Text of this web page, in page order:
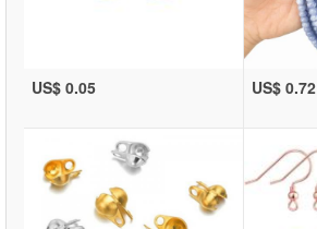
US$ 0.05 US$ 0.72